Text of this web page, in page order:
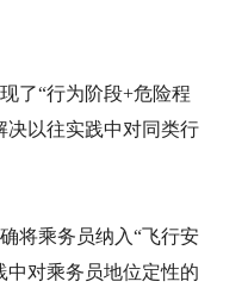
了“行为阶段+危险程
决以往实践中对同类行
将乘务员纳入“飞行安
中对乘务员地位定性的